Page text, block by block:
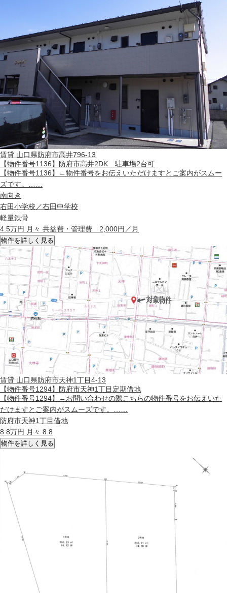
賃貸 山口県防府市高井796-13
【物件番号1136】防府市高井2DK 駐車場2台可
【物件番号1136】←物件番号をお伝えいただけますとご案内がスムー
ズです。……
南向き
右田小学校／右田中学校
軽量鉄骨
4.5万円 月々 共益費・管理費 2,000円／月
物件を詳しく見る
賃貸 山口県防府市天神1丁目4-13
【物件番号1294】防府市天神1丁目定期借地
【物件番号1294】←お問い合わせの際こちらの物件番号をお伝えいた
だけますとご案内がスムーズです。……
防府市天神1丁目借地
8.8万円 月々 8.8
物件を詳しく見る